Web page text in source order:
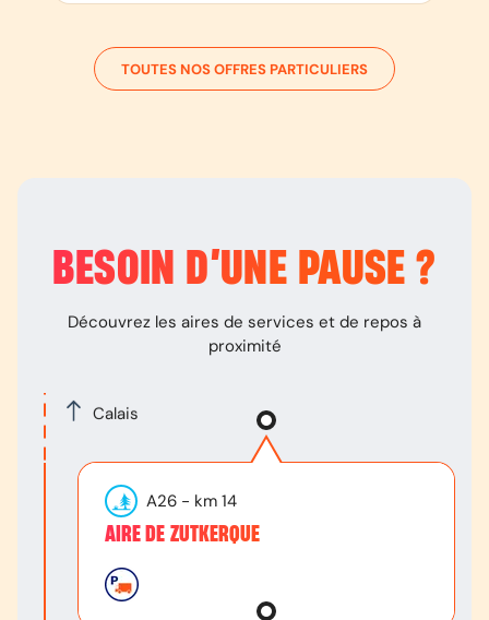
TOUTES NOS OFFRES PARTICULIERS
BESOIN D’UNE PAUSE ?
Découvrez les aires de services et de repos à
proximité
Calais
A26 - km 14
AIRE DE ZUTKERQUE